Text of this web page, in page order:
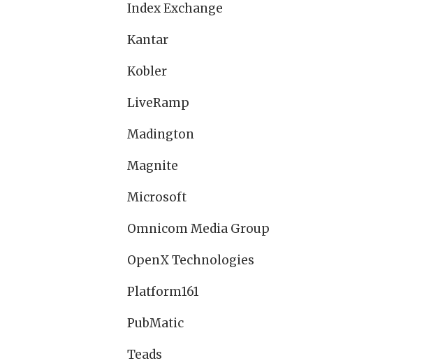
Index Exchange
Kantar
Kobler
LiveRamp
Madington
Magnite
Microsoft
Omnicom Media Group
OpenX Technologies
Platform161
PubMatic
Teads